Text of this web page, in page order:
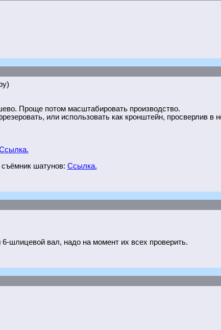
Проще потом масштабировать производство.
или использовать как кронштейн, просверлив в
шатунов: Ссылка.
шлицевой вал, надо на момент их всех проверить.